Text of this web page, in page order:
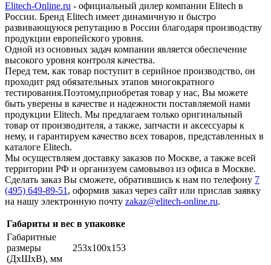
Elitech-Online.ru - официальный дилер компании Elitech в
России. Бренд Elitech имеет динамичную и быстро
развивающуюся репутацию в России благодаря производству
продукции европейского уровня.
Одной из основных задач компании является обеспечение
высокого уровня контроля качества.
Перед тем, как товар поступит в серийное производство, он
проходит ряд обязательных этапов многократного
тестирования.Поэтому,приобретая товар у нас, Вы можете
быть уверены в качестве и надежности поставляемой нами
продукции Elitech. Мы предлагаем только оригинальный
товар от производителя, а также, запчасти и аксессуары к
нему, и гарантируем качество всех товаров, представленных в
каталоге Elitech.
Мы осуществляем доставку заказов по Москве, а также всей
территории РФ и организуем самовывоз из офиса в Москве.
Сделать заказ Вы сможете, обратившись к нам по телефону 7
(495) 649-89-51 , оформив заказ через сайт или прислав заявку
на нашу электронную почту zakaz@elitech-online.ru.
Габариты и вес в упаковке
Габаритные
размеры
(ДхШхВ), мм
253х100х153